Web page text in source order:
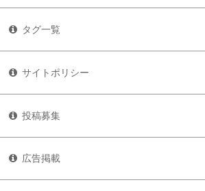
タグ一覧
サイトポリシー
投稿募集
広告掲載